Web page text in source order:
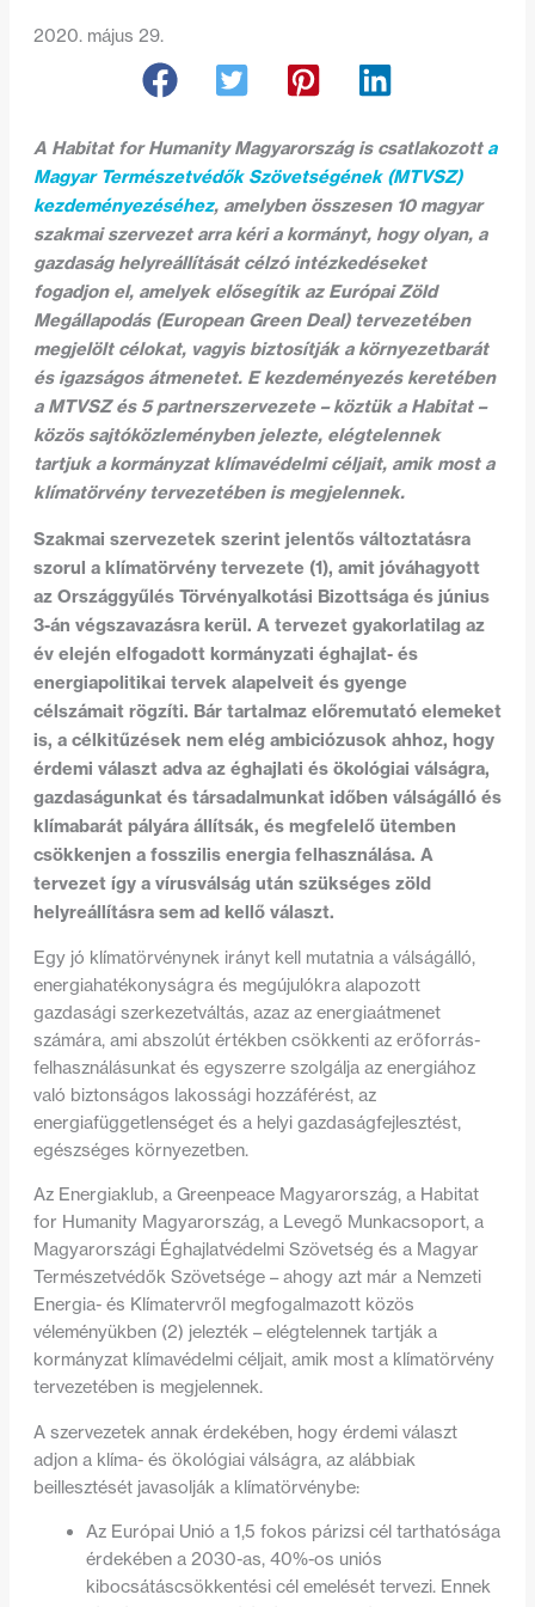
2020. május 29.
A Habitat for Humanity Magyarország is csatlakozott a
Magyar Természetvédők Szövetségének (MTVSZ)
kezdeményezéséhez, amelyben összesen 10 magyar
szakmai szervezet arra kéri a kormányt, hogy olyan, a
gazdaság helyreállítását célzó intézkedéseket
fogadjon el, amelyek elősegítik az Európai Zöld
Megállapodás (European Green Deal) tervezetében
megjelölt célokat, vagyis biztosítják a környezetbarát
és igazságos átmenetet. E kezdeményezés keretében
a MTVSZ és 5 partnerszervezete – köztük a Habitat –
közös sajtóközleményben jelezte, elégtelennek
tartjuk a kormányzat klímavédelmi céljait, amik most a
klímatörvény tervezetében is megjelennek.
Szakmai szervezetek szerint jelentős változtatásra
szorul a klímatörvény tervezete (1), amit jóváhagyott
az Országgyűlés Törvényalkotási Bizottsága és június
3-án végszavazásra kerül. A tervezet gyakorlatilag az
év elején elfogadott kormányzati éghajlat- és
energiapolitikai tervek alapelveit és gyenge
célszámait rögzíti. Bár tartalmaz előremutató elemeket
is, a célkitűzések nem elég ambiciózusok ahhoz, hogy
érdemi választ adva az éghajlati és ökológiai válságra,
gazdaságunkat és társadalmunkat időben válságálló és
klímabarát pályára állítsák, és megfelelő ütemben
csökkenjen a fosszilis energia felhasználása. A
tervezet így a vírusválság után szükséges zöld
helyreállításra sem ad kellő választ.
Egy jó klímatörvénynek irányt kell mutatnia a válságálló,
energiahatékonyságra és megújulókra alapozott
gazdasági szerkezetváltás, azaz az energiaátmenet
számára, ami abszolút értékben csökkenti az erőforrás-
felhasználásunkat és egyszerre szolgálja az energiához
való biztonságos lakossági hozzáférést, az
energiafüggetlenséget és a helyi gazdaságfejlesztést,
egészséges környezetben.
Az Energiaklub, a Greenpeace Magyarország, a Habitat
for Humanity Magyarország, a Levegő Munkacsoport, a
Magyarországi Éghajlatvédelmi Szövetség és a Magyar
Természetvédők Szövetsége – ahogy azt már a Nemzeti
Energia- és Klímatervről megfogalmazott közös
véleményükben (2) jelezték – elégtelennek tartják a
kormányzat klímavédelmi céljait, amik most a klímatörvény
tervezetében is megjelennek.
A szervezetek annak érdekében, hogy érdemi választ
adjon a klíma- és ökológiai válságra, az alábbiak
beillesztését javasolják a klímatörvénybe:
Az Európai Unió a 1,5 fokos párizsi cél tarthatósága
érdekében a 2030-as, 40%-os uniós
kibocsátáscsökkentési cél emelését tervezi. Ennek